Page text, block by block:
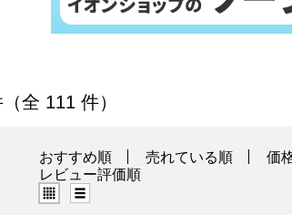
」の商品一覧
全 111 件）
おすすめ順 売れている順 価
レビュー評価順
グリッド表示（タイル表示）